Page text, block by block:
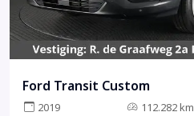
Ford Transit Custom
2019 112.282 km